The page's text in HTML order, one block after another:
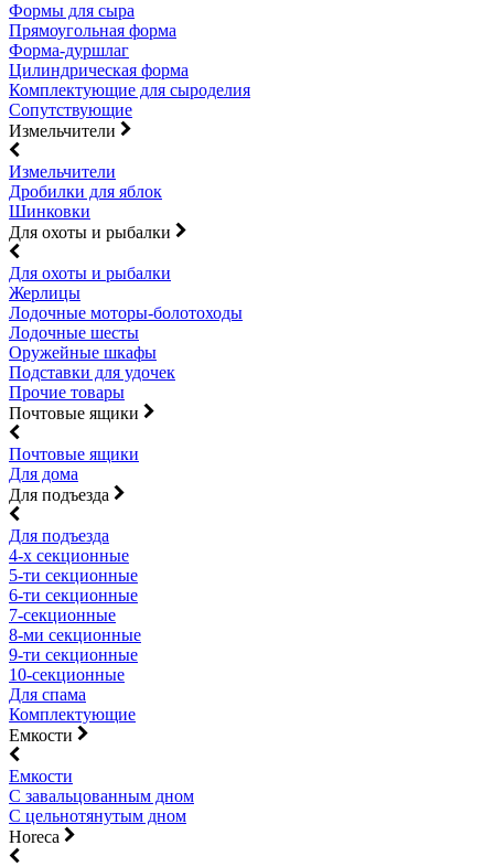
Формы для сыра
Прямоугольная форма
Форма-дуршлаг
Цилиндрическая форма
Комплектующие для сыроделия
Сопутствующие
Измельчители
Измельчители
Дробилки для яблок
Шинковки
Для охоты и рыбалки
Для охоты и рыбалки
Жерлицы
Лодочные моторы-болотоходы
Лодочные шесты
Оружейные шкафы
Подставки для удочек
Прочие товары
Почтовые ящики
Почтовые ящики
Для дома
Для подъезда
Для подъезда
4-х секционные
5-ти секционные
6-ти секционные
7-секционные
8-ми секционные
9-ти секционные
10-секционные
Для спама
Комплектующие
Емкости
Емкости
С завальцованным дном
С цельнотянутым дном
Horeca